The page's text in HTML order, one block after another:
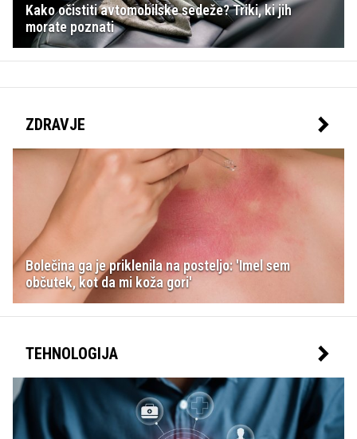
Kako očistiti avtomobilske sedeže? Triki, ki jih
morate poznati
ZDRAVJE
Bolečina ga je priklenila na posteljo: 'Imel sem
občutek, kot da mi koža gori'
TEHNOLOGIJA